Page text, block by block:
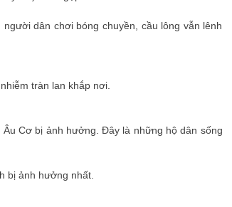
dân chơi bóng chuyền, cầu lông vẫn lênh
tràn lan khắp nơi.
Cơ bị ảnh hưởng. Đây là những hộ dân sống
bị ảnh hưởng nhất.